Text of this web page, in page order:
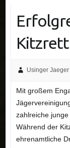
Usinger Jaeger
Mit großem
zahlreiche
Während der
ehrenamtliche